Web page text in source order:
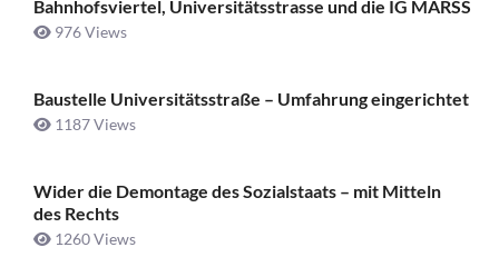
Bahnhofsviertel, Universitätsstrasse und die IG MARSS
976 Views
Baustelle Universitätsstraße ­– Umfahrung eingerichtet
1187 Views
Wider die Demontage des Sozialstaats – mit Mitteln
des Rechts
1260 Views